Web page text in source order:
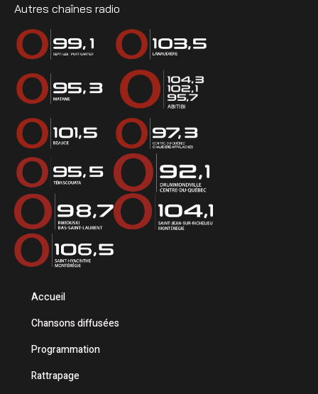
Autres chaînes radio
Accueil
Chansons diffusées
Programmation
Rattrapage